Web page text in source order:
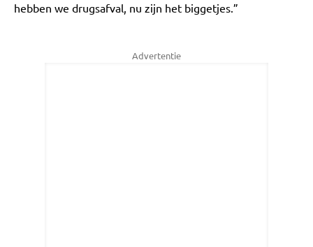
hebben we drugsafval, nu zijn het biggetjes.”
Advertentie